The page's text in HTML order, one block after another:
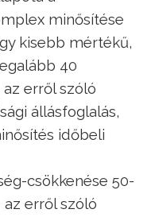
minősítése
kisebb mértékű,
40
erről szóló
állásfoglalás,
időbeli
csökkenése 50-
erről szóló